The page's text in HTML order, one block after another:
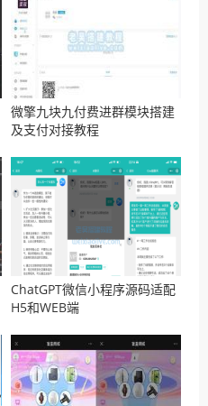
微擎九块九付费进群模块搭建
及支付对接教程
ChatGPT微信小程序源码适配
H5和WEB端